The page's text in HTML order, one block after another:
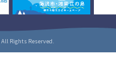
Rights Reserved.